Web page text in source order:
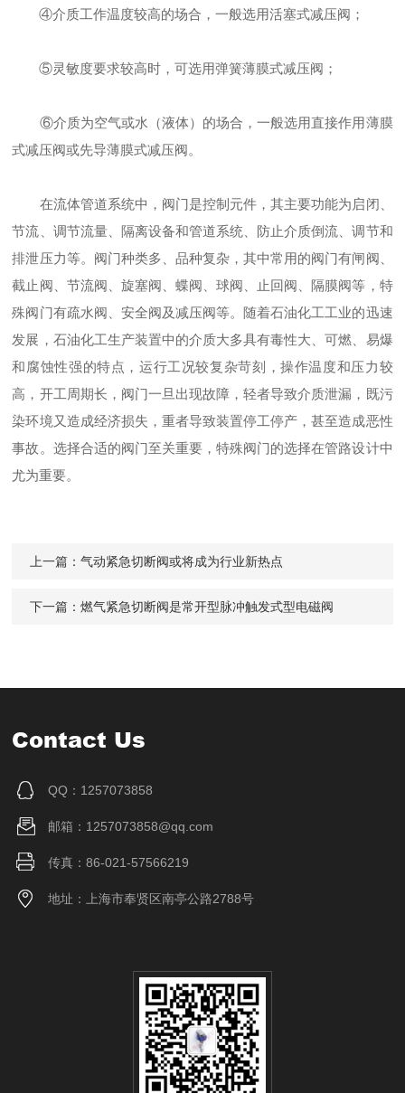
④介质工作温度较高的场合，一般选用活塞式减压阀；
⑤灵敏度要求较高时，可选用弹簧薄膜式减压阀；
⑥介质为空气或水（液体）的场合，一般选用直接作用薄膜
式减压阀或先导薄膜式减压阀。
在流体管道系统中，阀门是控制元件，其主要功能为启闭、
节流、调节流量、隔离设备和管道系统、防止介质倒流、调节和
排泄压力等。阀门种类多、品种复杂，其中常用的阀门有闸阀、
截止阀、节流阀、旋塞阀、蝶阀、球阀、止回阀、隔膜阀等，特
殊阀门有疏水阀、安全阀及减压阀等。随着石油化工工业的迅速
发展，石油化工生产装置中的介质大多具有毒性大、可燃、易爆
和腐蚀性强的特点，运行工况较复杂苛刻，操作温度和压力较
高，开工周期长，阀门一旦出现故障，轻者导致介质泄漏，既污
染环境又造成经济损失，重者导致装置停工停产，甚至造成恶性
事故。选择合适的阀门至关重要，特殊阀门的选择在管路设计中
尤为重要。
上一篇：气动紧急切断阀或将成为行业新热点
下一篇：燃气紧急切断阀是常开型脉冲触发式型电磁阀
Contact Us
QQ：1257073858
邮箱：1257073858@qq.com
传真：86-021-57566219
地址：上海市奉贤区南亭公路2788号